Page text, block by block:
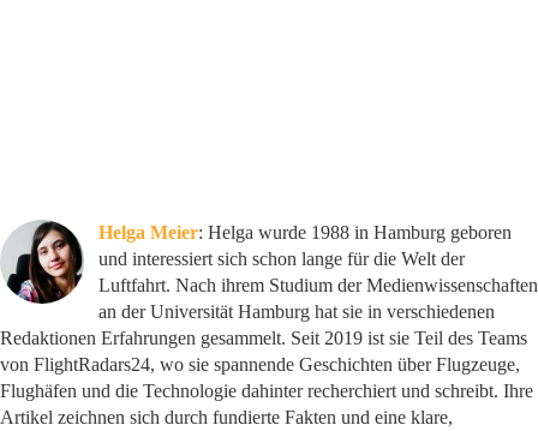
Helga Meier: Helga wurde 1988 in Hamburg geboren
und interessiert sich schon lange für die Welt der
Luftfahrt. Nach ihrem Studium der Medienwissenschaften
an der Universität Hamburg hat sie in verschiedenen
Redaktionen Erfahrungen gesammelt. Seit 2019 ist sie Teil des Teams
von FlightRadars24, wo sie spannende Geschichten über Flugzeuge,
Flughäfen und die Technologie dahinter recherchiert und schreibt. Ihre
Artikel zeichnen sich durch fundierte Fakten und eine klare,